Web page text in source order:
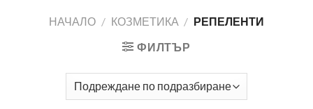
НАЧАЛО / КОЗМЕТИКА / РЕПЕЛЕНТИ
ФИЛТЪР